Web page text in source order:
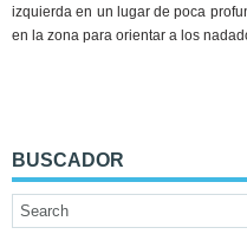
izquierda en un lugar de poca
en la zona para orientar a los
BUSCADOR